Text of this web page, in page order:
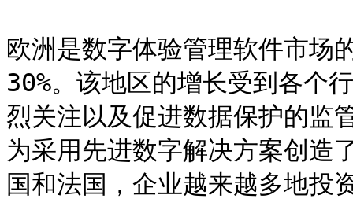
欧洲是数字体验管理软件市场
30%。该地区的增长受到各个
烈关注以及促进数据保护的监
为采用先进数字解决方案创造
国和法国，企业越来越多地投